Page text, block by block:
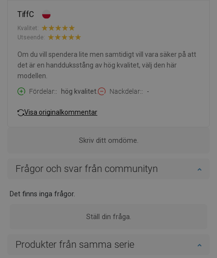
TiffC
Kvalitet:
Utseende:
Om du vill spendera lite men samtidigt vill vara säker på att
det är en handduksstång av hög kvalitet, välj den här
modellen.
Fördelar:
hög kvalitet. Nackdelar: -
Visa originalkommentar
Skriv ditt omdöme.
Frågor och svar från communityn
Det finns inga frågor.
Ställ din fråga.
Produkter från samma serie